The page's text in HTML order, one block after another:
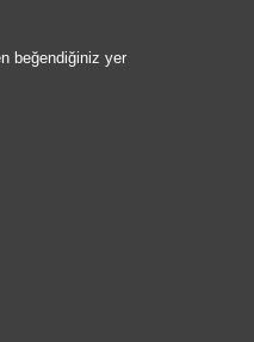
beğendiğiniz yer